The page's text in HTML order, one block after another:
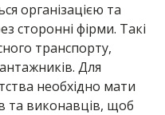
організацією та
сторонні фірми. Такі
транспорту,
Для
необхідно мати
та виконавців, щоб